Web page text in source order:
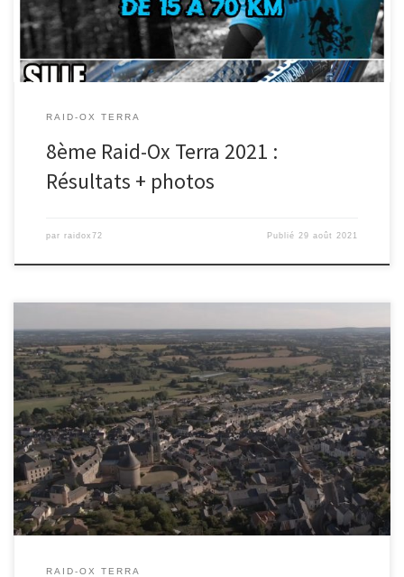
RAID-OX TERRA
8ème Raid-Ox Terra 2021 :
Résultats + photos
par raidox72 Publié29 août 2021
le film 2019 Merci à David et Gui pour les images et bravo à Gui
pour le montage
RAID-OX TERRA